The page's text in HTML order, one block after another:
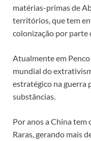
matérias-primas de
territórios, que tem
colonização por parte
Atualmente em
mundial do
estratégico na guerra
substâncias.
Por anos a China tem
Raras, gerando mais